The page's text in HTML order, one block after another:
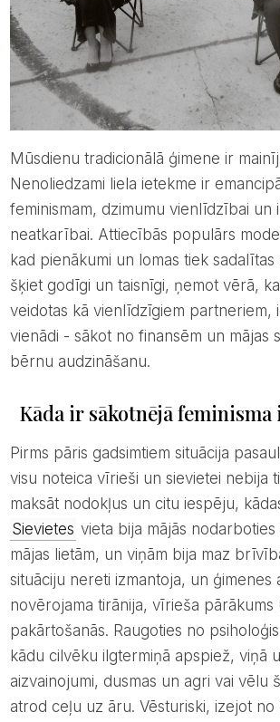
Mūsdienu tradicionālā ģimene ir mainījusies.
Nenoliedzami liela ietekme ir
feminismam, dzimumu vienlīdzībai un
neatkarībai. Attiecībās populārs
kad pienākumi un lomas tiek sadalītas
šķiet godīgi un taisnīgi, ņemot vērā, ka
veidotas kā vienlīdzīgiem partneriem,
vienādi - sākot no finansēm un mājas
bērnu audzināšanu.
Kāda ir sākotnējā feminisma
Pirms pāris gadsimtiem situācija pasaulē bija tāda, ka
visu noteica vīrieši un sievietei nebija
maksāt nodokļus un citu iespēju,
Sievietes vieta bija mājās
mājas lietām, un viņām bija maz
situāciju nereti izmantoja, un ģimenes
novērojama tirānija, vīrieša pārākums
pakārtošanās. Raugoties no
kādu cilvēku ilgtermiņā apspiež, viņā
aizvainojumi, dusmas un agri vai vēlu
atrod ceļu uz āru. Vēsturiski, izejot no